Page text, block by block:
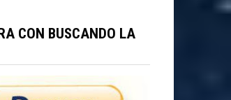
CON BUSCANDO LA